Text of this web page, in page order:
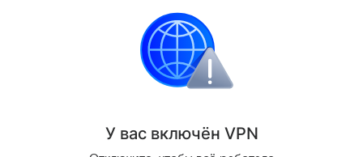
экспозиции другие памятники архитектуры:
часовни, крестьянские дома, амбары, мельницы,
риги, кузницы и другие постройки из разных
Поделиться
У вас включён VPN